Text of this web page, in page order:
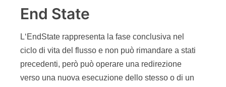
End State
L‘EndState rappresenta la fase conclusiva nel
ciclo di vita del flusso e non può rimandare a stati
precedenti, però può operare una redirezione
verso una nuova esecuzione dello stesso o di un